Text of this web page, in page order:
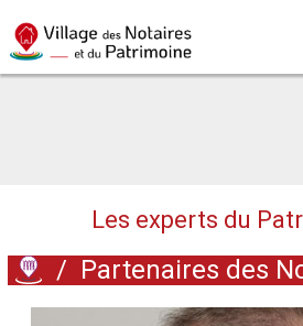
Les experts du
/ Partenaires des